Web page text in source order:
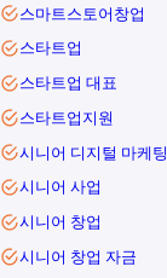
스마트스토어창업
스타트업
스타트업 대표
스타트업지원
시니어 디지털 마케팅
시니어 사업
시니어 창업
시니어 창업 자금